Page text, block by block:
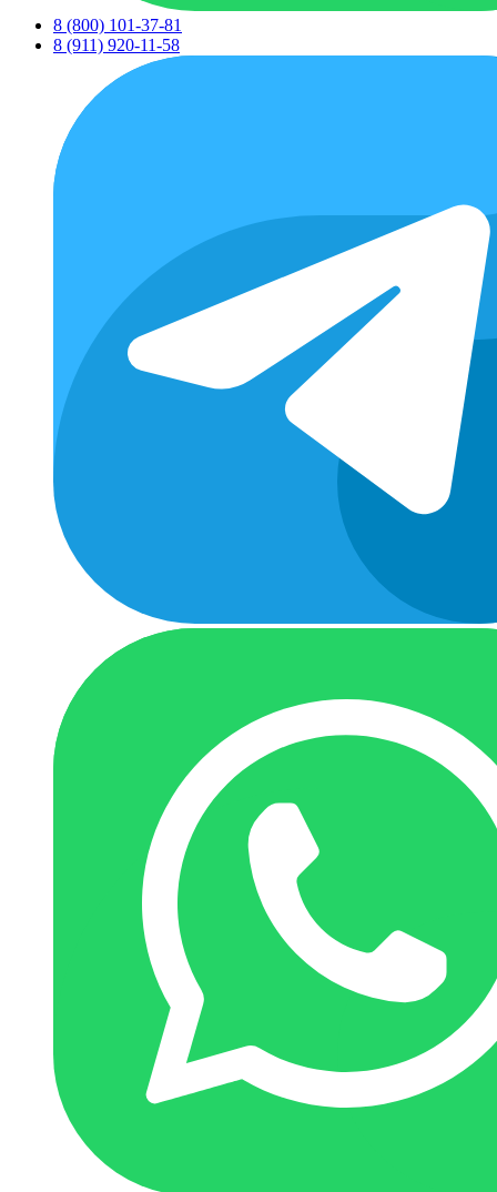
8 (800) 101-37-81
8 (911) 920-11-58